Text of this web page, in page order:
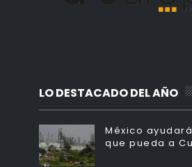
LO DESTACADO DEL AÑO
México
que pueda a